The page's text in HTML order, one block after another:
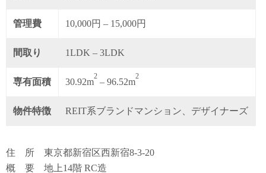
管理費 10,000円 – 15,000円
間取り 1LDK – 3LDK
専有面積 30.92m
2
– 96.52m
2
物件特徴 REIT系ブランドマンション、デザイナーズ
住 所 東京都新宿区西新宿8-3-20
概 要 地上14階 RC造